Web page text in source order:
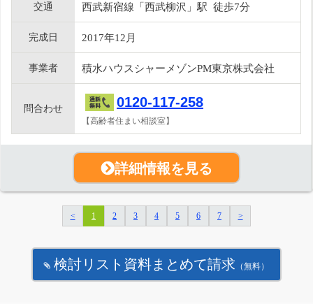
交通 西武新宿線「西武柳沢」駅 徒歩7分
完成日 2017年12月
事業者 積水ハウスシャーメゾンPM東京株式会社
問合わせ 0120-117-258
【高齢者住まい相談室】
詳細情報を見る
< 1 2 3 4 5 6 7 >
検討リスト資料まとめて請求 （無料）